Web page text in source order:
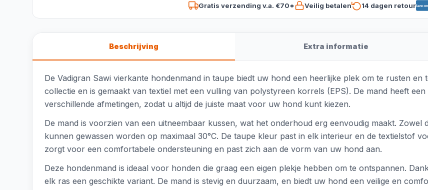
Gratis verzending v.a. €70* Veilig betalen 14 dagen retour
Beschrijving Extra informatie
De Vadigran Sawi vierkante hondenmand in taupe biedt uw hond een heerlijke plek om te rusten en
collectie en is gemaakt van textiel met een vulling van polystyreen korrels (EPS). De mand heeft
verschillende afmetingen, zodat u altijd de juiste maat voor uw hond kunt kiezen.
De mand is voorzien van een uitneembaar kussen, wat het onderhoud erg eenvoudig maakt. Zowel
kunnen gewassen worden op maximaal 30°C. De taupe kleur past in elk interieur en de textielstof
zorgt voor een comfortabele ondersteuning en past zich aan de vorm van uw hond aan.
Deze hondenmand is ideaal voor honden die graag een eigen plekje hebben om te ontspannen.
elk ras een geschikte variant. De mand is stevig en duurzaam, en biedt uw hond een veilige en